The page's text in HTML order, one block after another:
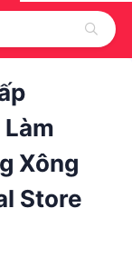
Xông
Store